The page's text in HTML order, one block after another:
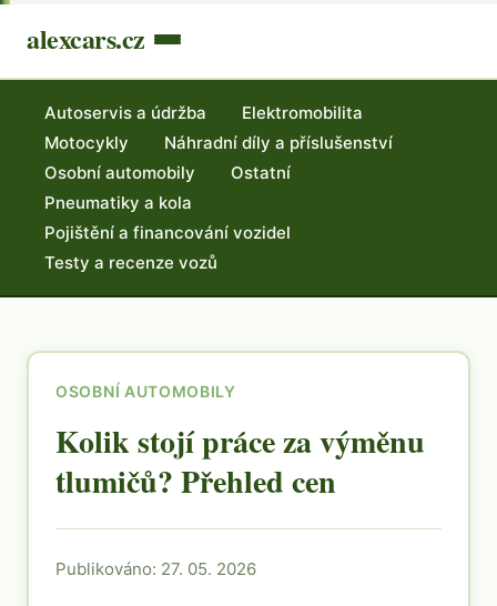
alexcars.cz
Autoservis a údržba
Elektromobilita
Motocykly
Náhradní díly a příslušenství
Osobní automobily
Ostatní
Pneumatiky a kola
Pojištění a financování vozidel
Testy a recenze vozů
OSOBNÍ AUTOMOBILY
Kolik stojí práce za výměnu
tlumičů? Přehled cen
Publikováno: 27. 05. 2026